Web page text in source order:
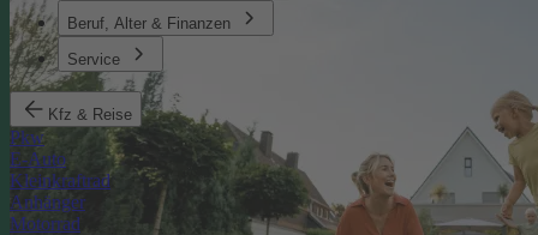
Beruf, Alter & Finanzen
Service
Kfz & Reise
Pkw
E-Auto
Kleinkraftrad
Anhänger
Motorrad